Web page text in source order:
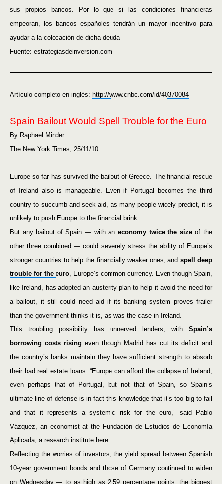
sus propios bancos. Por lo que si las condiciones financieras
empeoran, los bancos españoles tendrán un mayor incentivo para
ayudar a la colocación de dicha deuda
Fuente: estrategiasdeinversion.com
Artículo completo en inglés: http://www.cnbc.com/id/40370084
Spain Bailout Would Spell Trouble for the Euro
By Raphael Minder
The New York Times, 25/11/10.
Europe so far has survived the bailout of Greece. The financial rescue
of Ireland also is manageable. Even if Portugal becomes the third
country to succumb and seek aid, as many people widely predict, it is
unlikely to push Europe to the financial brink.
But any bailout of Spain — with an economy twice the sizeof the
other three combined — could severely stress the ability of Europe’s
stronger countries to help the financially weaker ones, and spell deep
trouble for the euro, Europe’s common currency. Even though Spain,
like Ireland, has adopted an austerity plan to help it avoid the need for
a bailout, it still could need aid if its banking system proves frailer
than the government thinks it is, as was the case in Ireland.
This troubling possibility has unnerved lenders, with Spain’s
borrowing costs rising even though Madrid has cut its deficit and
the country’s banks maintain they have sufficient strength to absorb
their bad real estate loans. “Europe can afford the collapse of Ireland,
even perhaps that of Portugal, but not that of Spain, so Spain’s
ultimate line of defense is in fact this knowledge that it’s too big to fail
and that it represents a systemic risk for the euro,” said Pablo
Vázquez, an economist at the Fundación de Estudios de Economía
Aplicada, a research institute here.
Reflecting the worries of investors, the yield spread between Spanish
10-year government bonds and those of Germany continued to widen
on Wednesday — to as high as 2.59 percentage points, the biggest